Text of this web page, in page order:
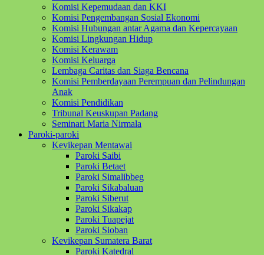
Komisi Kepemudaan dan KKI
Komisi Pengembangan Sosial Ekonomi
Komisi Hubungan antar Agama dan Kepercayaan
Komisi Lingkungan Hidup
Komisi Kerawam
Komisi Keluarga
Lembaga Caritas dan Siaga Bencana
Komisi Pemberdayaan Perempuan dan Pelindungan
Anak
Komisi Pendidikan
Tribunal Keuskupan Padang
Seminari Maria Nirmala
Paroki-paroki
Kevikepan Mentawai
Paroki Saibi
Paroki Betaet
Paroki Simalibbeg
Paroki Sikabaluan
Paroki Siberut
Paroki Sikakap
Paroki Tuapejat
Paroki Sioban
Kevikepan Sumatera Barat
Paroki Katedral